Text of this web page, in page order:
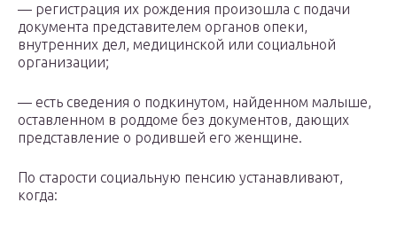
— регистрация их рождения произошла с подачи
документа представителем органов опеки,
внутренних дел, медицинской или социальной
организации;
— есть сведения о подкинутом, найденном малыше,
оставленном в роддоме без документов, дающих
представление о родившей его женщине.
По старости социальную пенсию устанавливают,
когда: